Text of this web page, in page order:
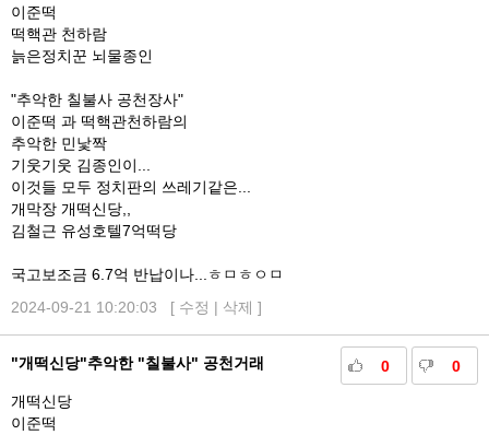
이준떡
떡핵관 천하람
늙은정치꾼 뇌물종인
"추악한 칠불사 공천장사"
이준떡 과 떡핵관천하람의
추악한 민낯짝
기웃기웃 김종인이...
이것들 모두 정치판의 쓰레기같은...
개막장 개떡신당,,
김철근 유성호텔7억떡당
국고보조금 6.7억 반납이나...ㅎㅁㅎㅇㅁ
2024-09-21 10:20:03 [ 수정 | 삭제 ]
0 0
"개떡신당"추악한 "칠불사" 공천거래
개떡신당
이준떡